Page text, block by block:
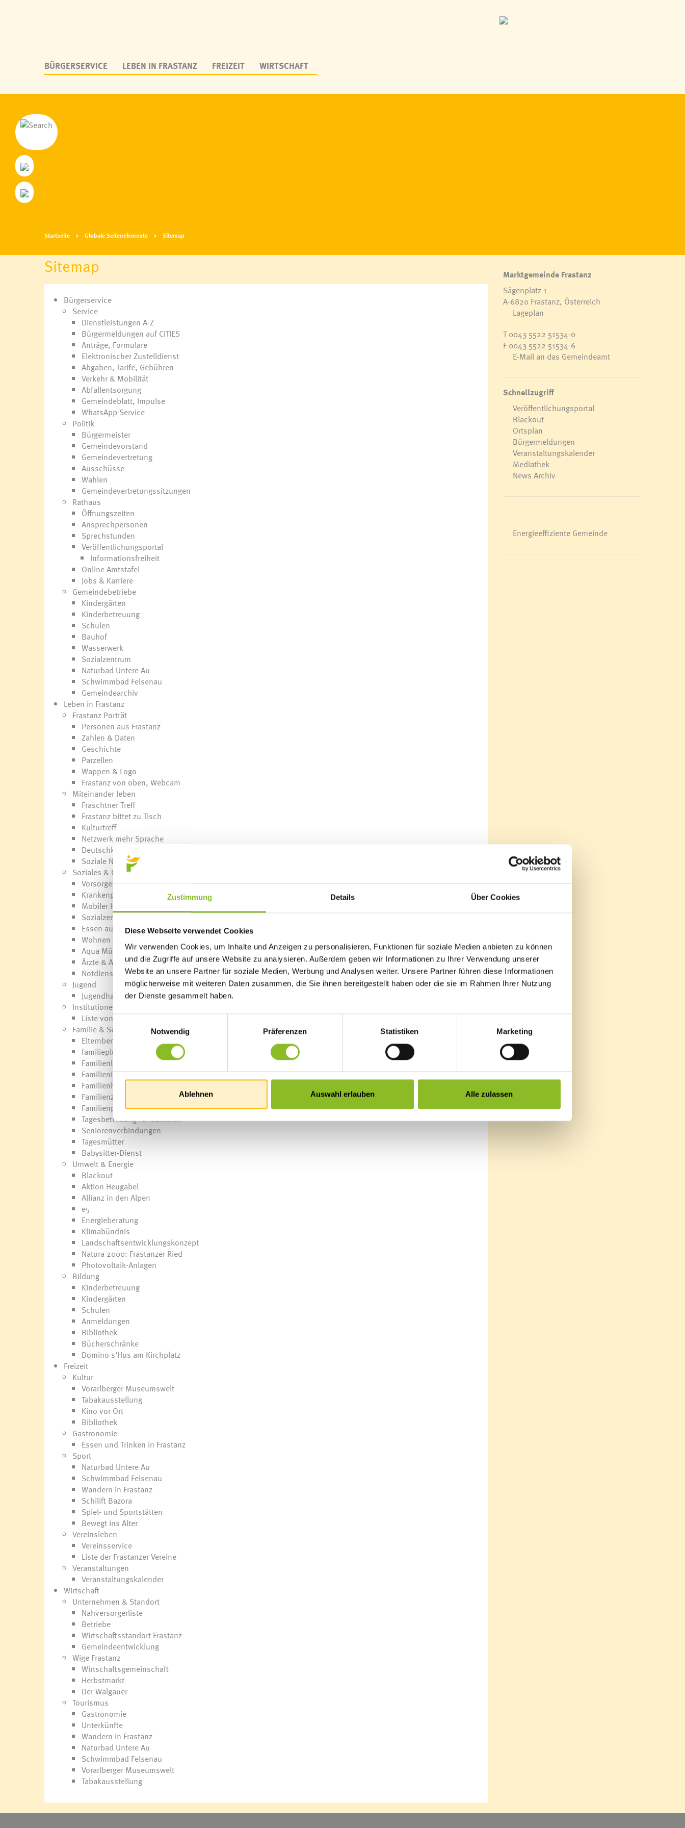
Zustimmung Details Über Cookies
Diese Webseite verwendet Cookies
Wir verwenden Cookies, um Inhalte und Anzeigen zu personalisieren, Funktionen für soziale Medien anbieten zu können
und die Zugriffe auf unsere Website zu analysieren. Außerdem geben wir Informationen zu Ihrer Verwendung unserer
Website an unsere Partner für soziale Medien, Werbung und Analysen weiter. Unsere Partner führen diese Informationen
möglicherweise mit weiteren Daten zusammen, die Sie ihnen bereitgestellt haben oder die sie im Rahmen Ihrer Nutzung
der Dienste gesammelt haben.
Notwendig
Präferenzen Statistiken Marketing
Ablehnen Auswahl erlauben Alle zulassen
BÜRGERSERVICE LEBEN IN FRASTANZ FREIZEIT WIRTSCHAFT
Startseite Globale Seitenelemente Sitemap
Sitemap
Bürgerservice
Service
Dienstleistungen A-Z
Bürgermeldungen auf CITIES
Anträge, Formulare
Elektronischer Zustelldienst
Abgaben, Tarife, Gebühren
Verkehr & Mobilität
Abfallentsorgung
Gemeindeblatt, Impulse
WhatsApp-Service
Politik
Bürgermeister
Gemeindevorstand
Gemeindevertretung
Ausschüsse
Wahlen
Gemeindevertretungssitzungen
Rathaus
Öffnungszeiten
Ansprechpersonen
Sprechstunden
Veröffentlichungsportal
Informationsfreiheit
Online Amtstafel
Jobs & Karriere
Gemeindebetriebe
Kindergärten
Kinderbetreuung
Schulen
Bauhof
Wasserwerk
Sozialzentrum
Naturbad Untere Au
Schwimmbad Felsenau
Gemeindearchiv
Leben in Frastanz
Frastanz Porträt
Personen aus Frastanz
Zahlen & Daten
Geschichte
Parzellen
Wappen & Logo
Frastanz von oben, Webcam
Miteinander leben
Fraschtner Treff
Frastanz bittet zu Tisch
Kulturtreff
Netzwerk mehr Sprache
Deutschkurs für Frauen
Soziale Nahversorgung
Soziales & Gesundheit
Vorsorgemappe
Krankenpflege
Mobiler Hilfsdienst
Sozialzentrum Frastanz
Essen auf Rädern für Senioren
Wohnen für Jung & Alt
Aqua Mühle Vorarlberg
Ärzte & Apotheke
Notdienste
Jugend
Jugendhaus K9
Institutionen & Einrichtungen
Liste von Institutionen
Familie & Senioren
Elternberatung
familieplus
Familienlotsinnen
Familienimpulse
Familienhilfe
Familienzuschuss
Familienpass
Tagesbetreuung für Senioren
Seniorenverbindungen
Tagesmütter
Babysitter-Dienst
Umwelt & Energie
Blackout
Aktion Heugabel
Allianz in den Alpen
e5
Energieberatung
Klimabündnis
Landschaftsentwicklungskonzept
Natura 2000: Frastanzer Ried
Photovoltaik-Anlagen
Bildung
Kinderbetreuung
Kindergärten
Schulen
Anmeldungen
Bibliothek
Bücherschränke
Domino s’Hus am Kirchplatz
Freizeit
Kultur
Vorarlberger Museumswelt
Tabakausstellung
Kino vor Ort
Bibliothek
Gastronomie
Essen und Trinken in Frastanz
Sport
Naturbad Untere Au
Schwimmbad Felsenau
Wandern in Frastanz
Schilift Bazora
Spiel- und Sportstätten
Bewegt ins Alter
Vereinsleben
Vereinsservice
Liste der Frastanzer Vereine
Veranstaltungen
Veranstaltungskalender
Wirtschaft
Unternehmen & Standort
Nahversorgerliste
Betriebe
Wirtschaftsstandort Frastanz
Gemeindeentwicklung
Wige Frastanz
Wirtschaftsgemeinschaft
Herbstmarkt
Der Walgauer
Tourismus
Gastronomie
Unterkünfte
Wandern in Frastanz
Naturbad Untere Au
Schwimmbad Felsenau
Vorarlberger Museumswelt
Tabakausstellung
Marktgemeinde Frastanz
Sägenplatz 1
A-6820 Frastanz, Österreich
Lageplan
T0043 5522 51534-0
F 0043 5522 51534-6
E-Mail an das Gemeindeamt
Schnellzugriff
Veröffentlichungsportal
Blackout
Ortsplan
Bürgermeldungen
Veranstaltungskalender
Mediathek
News Archiv
Energieeffiziente Gemeinde